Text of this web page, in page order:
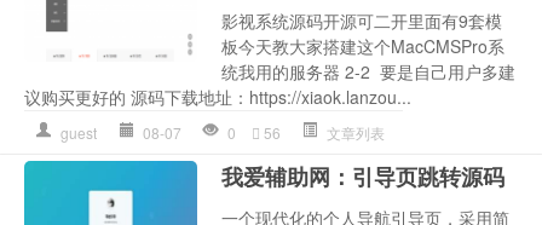
影视系统源码开源可二开里面有9套模
板今天教大家搭建这个MacCMSPro系
统我用的服务器 2-2 要是自己用户多建
议购买更好的 源码下载地址：https://xiaok.lanzou...
guest 08-07 0 56 文章列表
我爱辅助网：引导页跳转源码
一个现代化的个人导航引导页，采用简